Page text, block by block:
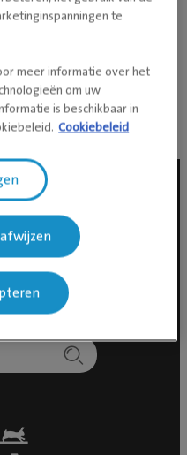
chemotherapie
drijfveer om
zorg te bieden aan uw
te
meer informatie over het
om uw
is beschikbaar in
Cookiebeleid